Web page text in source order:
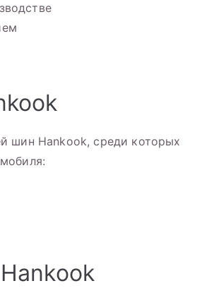
шин Hankook, среди которых